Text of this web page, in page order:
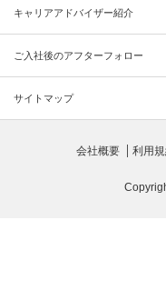
キャリアアドバイザー紹介
ご入社後のアフターフォロー
サイトマップ
会社概要 利用